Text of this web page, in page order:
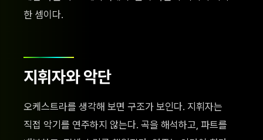
한 셈이다.
지휘자와 악단
오케스트라를 생각해 보면 구조가 보인다. 지휘자는
직접 악기를 연주하지 않는다. 곡을 해석하고, 파트를